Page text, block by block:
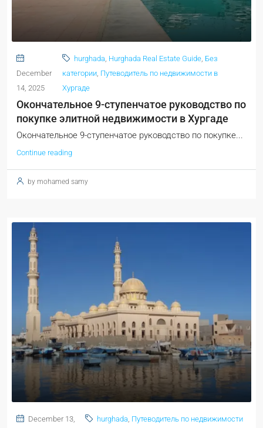
December
14, 2025
hurghada Hurghada Real Estate Guide Без
категории Путеводитель по недвижимости в
Хургаде
Окончательное 9-ступенчатое руководство по
покупке элитной недвижимости в Хургаде
Окончательное 9-ступенчатое руководство по покупке...
Continue reading
by mohamed samy
December 13,
hurghada Путеводитель по недвижимости